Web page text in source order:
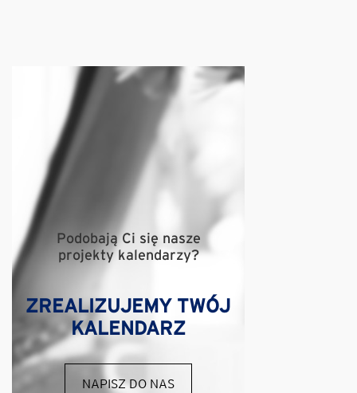
Podobają Ci się nasze
projekty kalendarzy?
ZREALIZUJEMY TWÓJ
KALENDARZ
NAPISZ DO NAS